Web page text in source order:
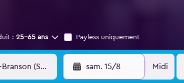
: 25-65 ans Payless uniquement
sam. 15/8 Midi